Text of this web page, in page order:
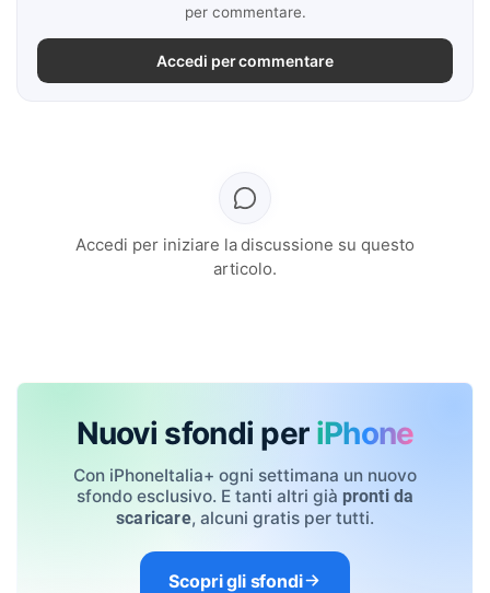
per commentare.
Accedi per commentare
Accedi per iniziare la discussione su questo
articolo.
Nuovi sfondi per iPhone
Con iPhoneItalia+ ogni settimana un nuovo
sfondo esclusivo. E tanti altri già pronti da
scaricare, alcuni gratis per tutti.
Scopri gli sfondi